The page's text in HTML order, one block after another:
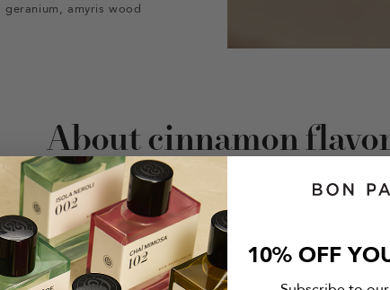
geranium, amyris wood
About cinnamon
insuffle aux compositions une chaleur enveloppante
chaude, sucrée et piquante, capable d’apporter
les accords qui l’accompagnent.
See more
10% OFF